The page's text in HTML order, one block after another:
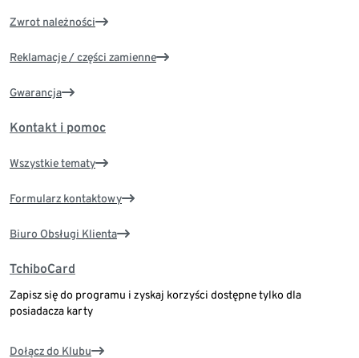
Zwrot należności
Reklamacje / części zamienne
Gwarancja
Kontakt i pomoc
Wszystkie tematy
Formularz kontaktowy
Biuro Obsługi Klienta
TchiboCard
Zapisz się do programu i zyskaj korzyści dostępne tylko dla
posiadacza karty
Dołącz do Klubu